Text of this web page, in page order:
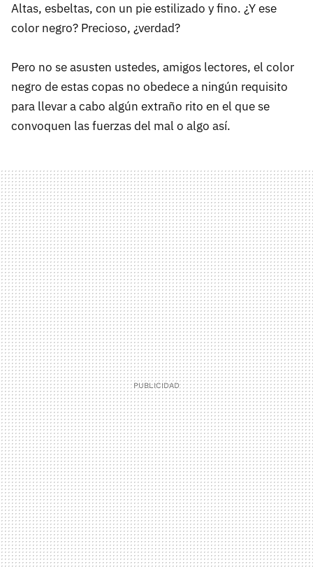
Altas, esbeltas, con un pie estilizado y fino. ¿Y ese
color negro? Precioso, ¿verdad?
Pero no se asusten ustedes, amigos lectores, el color
negro de estas copas no obedece a ningún requisito
para llevar a cabo algún extraño rito en el que se
convoquen las fuerzas del mal o algo así.